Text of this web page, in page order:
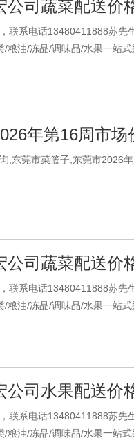
公司蔬菜配送价
联系电话13480411888苏先
/粮油/冻品/调味品/水果一站式
年第16周市
,东莞市菜篮子,东莞市2026
公司蔬菜配送价
联系电话13480411888苏先
/粮油/冻品/调味品/水果一站式
公司水果配送价
联系电话13480411888苏先
/粮油/冻品/调味品/水果一站